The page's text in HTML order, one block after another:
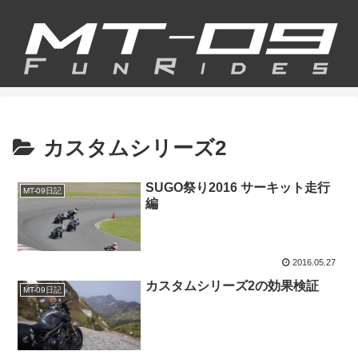
カスタムシリーズ2
MT-09日記
SUGO祭り2016 サーキット走行
編
2016.05.27
MT-09日記 カスタムシリーズ2の効果検証